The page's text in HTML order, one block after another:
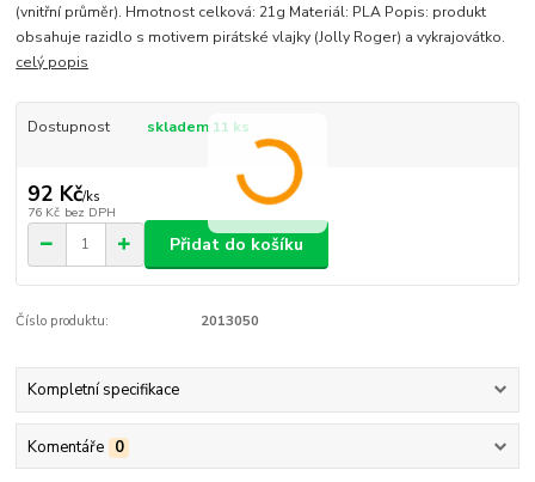
(vnitřní průměr). Hmotnost celková: 21g Materiál: PLA Popis: produkt
obsahuje razidlo s motivem pirátské vlajky (Jolly Roger) a vykrajovátko.
celý popis
Dostupnost skladem 11 ks
92 Kč/ks
76 Kč bez DPH
Přidat do košíku
Číslo produktu: 2013050
Kompletní specifikace
Komentáře 0